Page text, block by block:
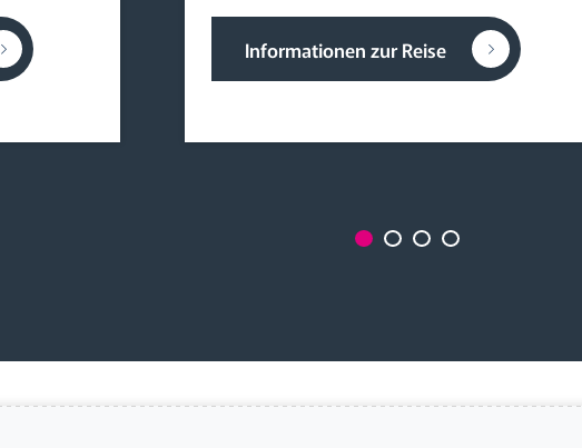
Informationen zur Reise